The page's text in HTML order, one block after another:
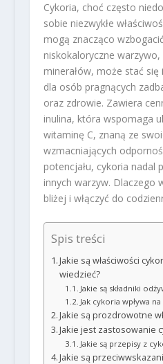
Cykoria, choć często
sobie niezwykłe
mogą znacząco
niskokaloryczne warzywo,
minerałów, może stać się
dla osób pragnących
oraz zdrowie. Zawiera
inulina, która wspomaga
witaminę C, znaną ze
wzmacniających
potencjału, cykoria nadal
innych warzyw. Dlaczego
bliżej i włączyć do
Spis treści
Jakie są właściwości
wiedzieć?
Jakie są składniki
Jak cykoria wpływa
Jakie są prozdrowotne
Jakie jest zastosowanie
Jakie są przepisy z
Jakie są